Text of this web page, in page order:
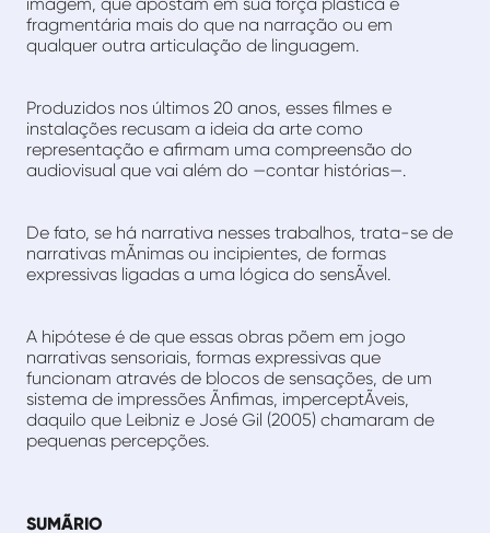
fragmentária mais do que na narração ou em
qualquer outra articulação de linguagem.
Produzidos nos últimos 20 anos, esses filmes e
instalações recusam a ideia da arte como
representação e afirmam uma compreensão do
audiovisual que vai além do —contar histórias—.
De fato, se há narrativa nesses trabalhos, trata-se de
narrativas mÃ­nimas ou incipientes, de formas
expressivas ligadas a uma lógica do sensÃ­vel.
A hipótese é de que essas obras põem em jogo
narrativas sensoriais, formas expressivas que
funcionam através de blocos de sensações, de um
sistema de impressões Ã­nfimas, imperceptÃ­veis,
daquilo que Leibniz e José Gil (2005) chamaram de
pequenas percepções.
SUMÃRIO